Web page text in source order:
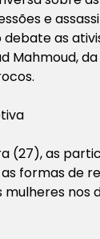
e
as
Mahmoud,
(27), as
formas de
nos